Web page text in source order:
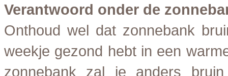
Verantwoord onder de
Onthoud wel dat zonnebank
weekje gezond hebt in een
zonnebank zal je anders